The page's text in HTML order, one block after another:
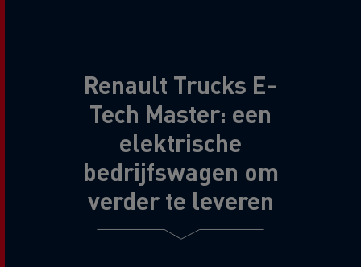
Renault Trucks E-
Tech Master: een
elektrische
bedrijfswagen om
verder te leveren